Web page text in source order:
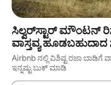
ಸಿಲ್ವರ್‌ಸ್ಟಾರ್ ಮೌಂಟನ್
ವಾಸ್ತವ್ಯ ಹೂಡಬಹುದಾದ
Airbnb ನಲ್ಲಿ ವಿಶಿಷ್ಟ ರಜಾ ಬಾಡಿಗೆ
ಇನ್ನಷ್ಟು ಬುಕ್ ಮಾಡಿ